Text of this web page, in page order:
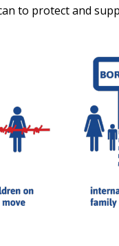
to protect and